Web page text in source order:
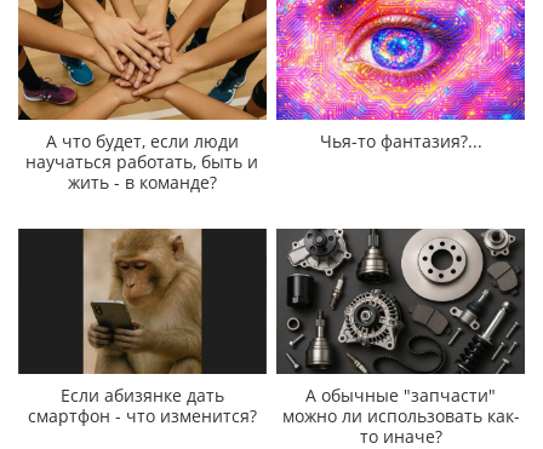
А что будет, если люди
научаться работать, быть и
жить - в команде?
Чья-то фантазия?...
Если абизянке дать
смартфон - что изменится?
А обычные "запчасти"
можно ли использовать как-
то иначе?